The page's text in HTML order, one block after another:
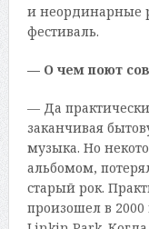
и неординарные
фестиваль.
— О чем поют
— Да
заканчивая
музыка. Но
альбомом,
старый рок.
произошел в 2000